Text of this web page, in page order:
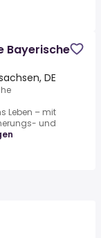
DE
Leben – mit
und